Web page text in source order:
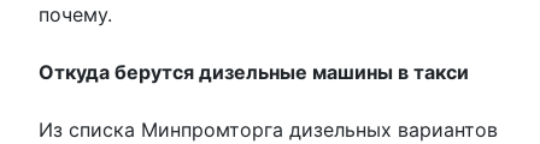
почему.
Откуда берутся дизельные машины в такси
Из списка Минпромторга дизельных вариантов